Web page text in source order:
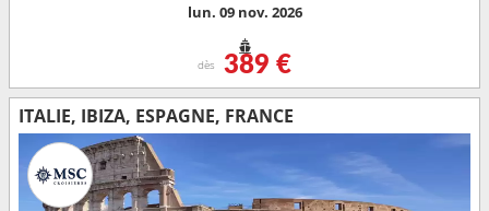
lun. 09 nov. 2026
dès 389 €
ITALIE, IBIZA, ESPAGNE, FRANCE